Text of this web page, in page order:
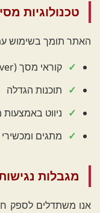
טכנולוגיות
האתר תומך בשימוש עם
קוראי מסך (NVDA, JAWS, VoiceOver)
תוכנות הגדלה
ניווט
מתגים ומכשירי
מגבלות
אנו משתדלים לספק